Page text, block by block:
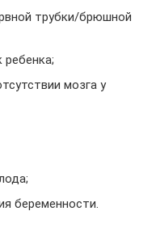
трубки/брюшной
ребенка;
мозга у
беременности.